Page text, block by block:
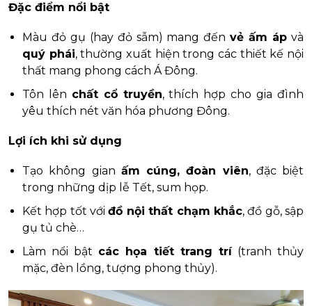
Đặc điểm nổi bật
Màu đỏ gụ (hay đỏ sẫm) mang đếnvẻ ấm áp và
quý phái, thường xuất hiện trong các thiết kế nội
thất mang phong cách Á Đông.
Tôn lên chất cổ truyền, thích hợp cho gia đình
yêu thích nét văn hóa phương Đông.
Lợi ích khi sử dụng
Tạo không gian ấm cúng, đoàn viên, đặc biệt
trong những dịp lễ Tết, sum họp.
Kết hợp tốt vớiđồ nội thất chạm khắc, đồ gỗ, sập
gụ tủ chè…
Làm nổi bật các họa tiết trang trí(tranh thủy
mặc, đèn lồng, tượng phong thủy).